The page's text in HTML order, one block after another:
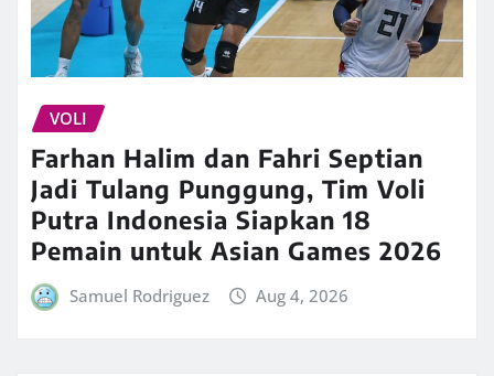
VOLI
Farhan Halim dan Fahri Septian
Jadi Tulang Punggung, Tim Voli
Putra Indonesia Siapkan 18
Pemain untuk Asian Games 2026
Samuel Rodriguez Aug 4, 2026